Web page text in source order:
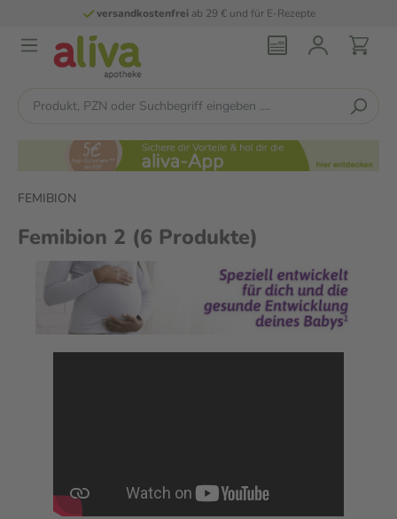
versandkostenfreiab 29 € und für E-Rezepte
FEMIBION
Femibion 2 (6 Produkte)